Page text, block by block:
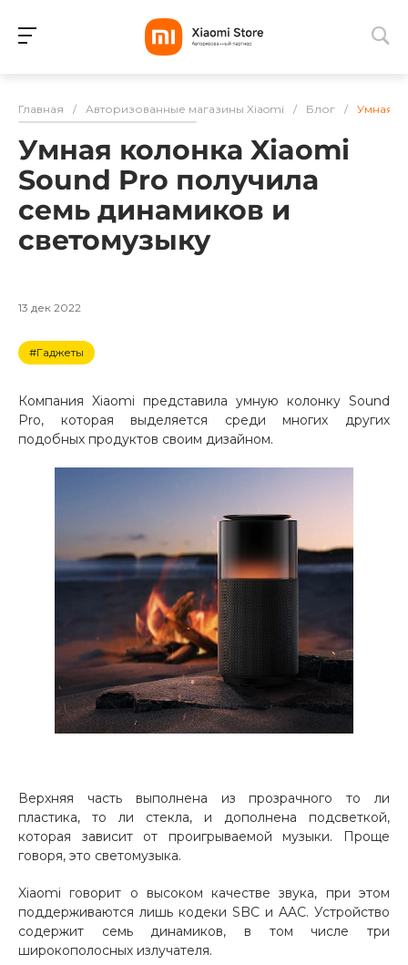
Разбейте
оплату на части
без переплат
25%
Добавляйте товары
Оплачивайте сегодня только
% картой любого банка
Получайте товар
выбранный способом
Оставшиеся75% будут
списыватьсяс вашей карты
по 25 % каждые 2 недели
Подробнее
об оплате Плайтом
25
Остались вопросы?
8 800 302-02-51
Главная / Авторизованные магазины Xiaomi / Блог / Умная
Умная колонка Xiaomi
Sound Pro получила
семь динамиков и
светомузыку
13 дек 2022
#Гаджеты
Компания Xiaomi представила умную колонку Sound
Pro, которая выделяется среди многих других
подобных продуктов своим дизайном.
Верхняя часть выполнена из прозрачного то ли
пластика, то ли стекла, и дополнена подсветкой,
которая зависит от проигрываемой музыки. Проще
говоря, это светомузыка.
Xiaomi говорит о высоком качестве звука, при этом
поддерживаются лишь кодеки SBC и AAC. Устройство
содержит семь динамиков, в том числе три
широкополосных излучателя.